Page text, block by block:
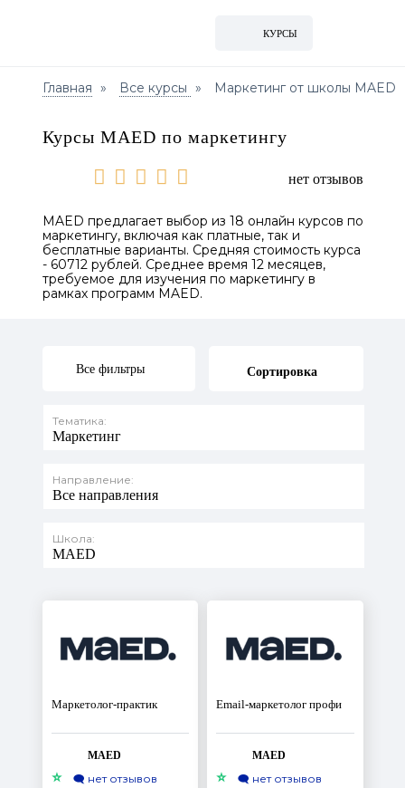
КУРСЫ
Главная Все курсы Маркетинг от школы MAED
Курсы MAED по маркетингу
нет отзывов
MAED предлагает выбор из 18 онлайн курсов по
маркетингу, включая как платные, так и
бесплатные варианты. Средняя стоимость курса
- 60712 рублей. Среднее время 12 месяцев,
требуемое для изучения по маркетингу в
рамках программ MAED.
Все фильтры Сортировка
Тематика:
Маркетинг
Направление:
Все направления
Школа:
MAED
Маркетолог-практик
MAED
⭐ 🗨️ нет отзывов
Email-маркетолог профи
MAED
⭐ 🗨️ нет отзывов